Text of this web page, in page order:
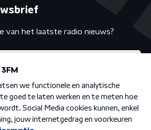
van het laatste radio nieuws?
Privacybeleid